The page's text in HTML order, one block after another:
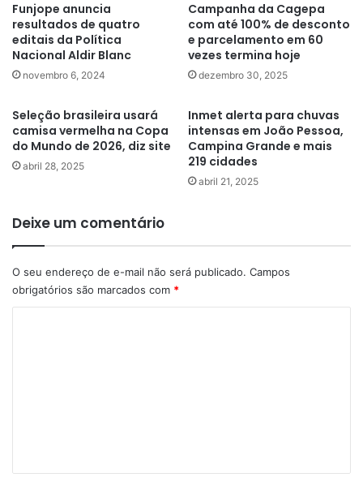
Funjope anuncia
resultados de quatro
editais da Política
Nacional Aldir Blanc
novembro 6, 2024
Campanha da Cagepa
com até 100% de desconto
e parcelamento em 60
vezes termina hoje
dezembro 30, 2025
Seleção brasileira usará
camisa vermelha na Copa
do Mundo de 2026, diz site
abril 28, 2025
Inmet alerta para chuvas
intensas em João Pessoa,
Campina Grande e mais
219 cidades
abril 21, 2025
Deixe um comentário
O seu endereço de e-mail não será publicado. Campos
obrigatórios são marcados com *